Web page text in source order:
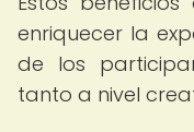
enriquecer la
de los
tanto a nivel